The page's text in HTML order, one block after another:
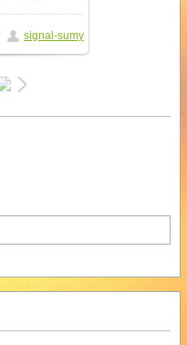
signal-sumy